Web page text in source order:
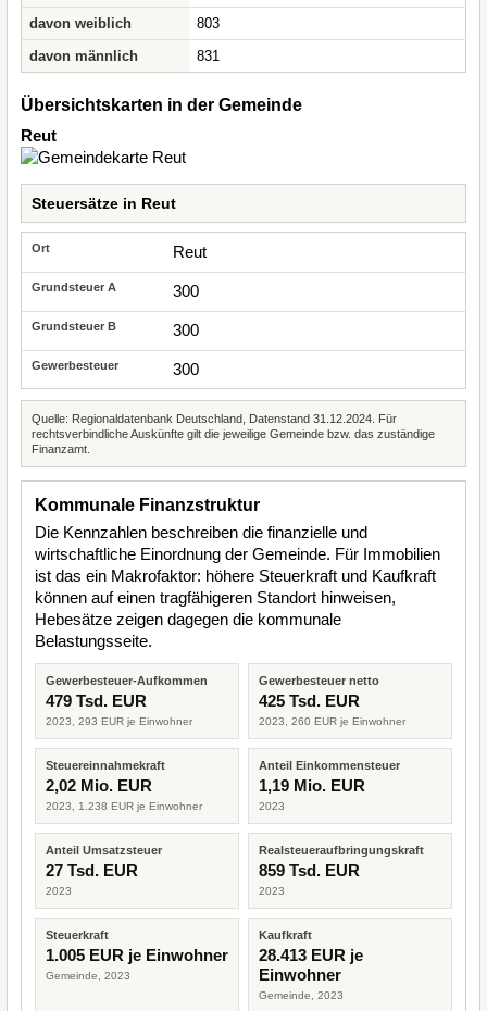
davon weiblich
803
davon männlich
831
Übersichtskarten in der Gemeinde
Reut
Steuersätze in Reut
Reut
300
300
300
Quelle: Regionaldatenbank Deutschland, Datenstand 31.12.2024. Für
rechtsverbindliche Auskünfte gilt die jeweilige Gemeinde bzw. das zuständige
Finanzamt.
Kommunale Finanzstruktur
Die Kennzahlen beschreiben die finanzielle und
wirtschaftliche Einordnung der Gemeinde. Für Immobilien
ist das ein Makrofaktor: höhere Steuerkraft und Kaufkraft
können auf einen tragfähigeren Standort hinweisen,
Hebesätze zeigen dagegen die kommunale
Belastungsseite.
Gewerbesteuer-Aufkommen
479 Tsd. EUR
2023, 293 EUR je Einwohner
Gewerbesteuer netto
425 Tsd. EUR
2023, 260 EUR je Einwohner
Steuereinnahmekraft
2,02 Mio. EUR
2023, 1.238 EUR je Einwohner
Anteil Einkommensteuer
1,19 Mio. EUR
2023
Anteil Umsatzsteuer
27 Tsd. EUR
2023
Realsteueraufbringungskraft
859 Tsd. EUR
2023
Steuerkraft
1.005 EUR je Einwohner
Gemeinde, 2023
Kaufkraft
28.413 EUR je
Einwohner
Gemeinde, 2023